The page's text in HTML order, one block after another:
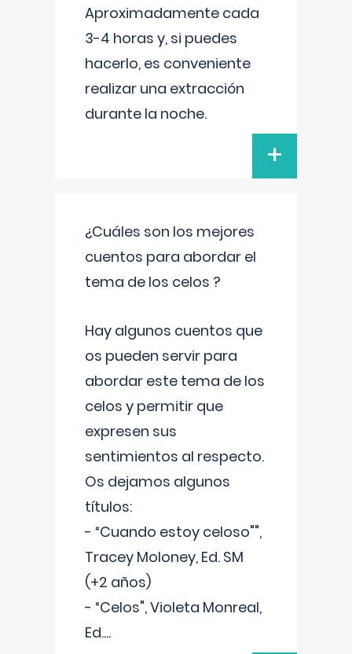
Aproximadamente cada
3-4 horas y, si puedes
hacerlo, es conveniente
realizar una extracción
durante la noche.
+
¿Cuáles son los mejores
cuentos para abordar el
tema de los celos ?
Hay algunos cuentos que
os pueden servir para
abordar este tema de los
celos y permitir que
expresen sus
sentimientos al respecto.
Os dejamos algunos
títulos:
- “Cuando estoy celoso"",
Tracey Moloney, Ed. SM
(+2 años)
- “Celos", Violeta Monreal,
Ed....